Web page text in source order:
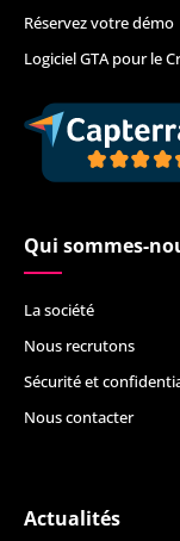
Réservez votre démo
Logiciel GTA pour le
Qui sommes-
La société
Nous recrutons
Sécurité et
Nous contacter
Actualités